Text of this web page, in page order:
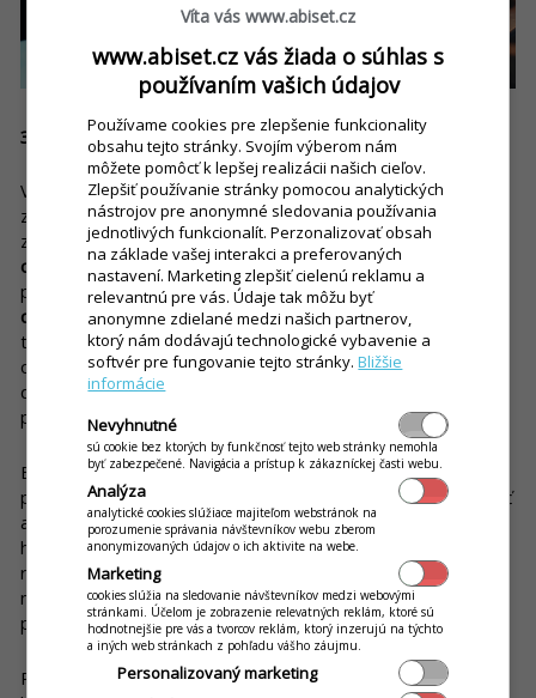
3. funkcia: Barman a príprava nápojov
Vďaka tlači objednávok priamo pri bare alebo pri ich
zobrazovaní na displeji dotykovej pokladne sa organizačná
zložka úloh barmana výrazne zjednodušuje.Prečíta si
objednávku a začne chystať nápoje,ktoré si vyžadujú
prípravu. Po ich dokončení ich podľa objednávky
danému stolu. Samozrejme, svoju efektivitu dokáže zvýšiť
tým, že si dá na tácku viac nápojov a jednou cestou vybaví
objednávky z viacerých stolov. Ak používa zobrazovanie na
displeji, správny reštauračný systém mu umožní označiť
položky, ktoré sú už vybavené. Jednoduché, však?
Barman neplytvá časom ani cestou späť. Môže brať zo stolov
prázdne poháre, a pokiaľ je kuchyňa blízko baru, môže zobrať
aj prázdne taniere a riad a tým pomôcť svojim kolegom. A ak
ho oslovia hostia s inou požiadavkou, bude postupovať
rovnako ako čašník, ktorý vynáša jedlá z kuchyne (ak barman
nepoužíva Mobilného čašníka, môže sa vrátiť k baru a
požiadavku zadať priamo do pokladničného systému).
Pri tejto funkcii treba ešte niečo podotknúť. Najmä vo veľkých
Víta vás www.abiset.cz
www.abiset.cz vás žiada o súhlas s
používaním vašich údajov
Používame cookies pre zlepšenie funkcionality
obsahu tejto stránky. Svojím výberom nám
môžete pomôcť k lepšej realizácii našich cieľov.
Zlepšiť používanie stránky pomocou analytických
nástrojov pre anonymné sledovania používania
jednotlivých funkcionalít. Perzonalizovať obsah
na základe vašej interakci a preferovaných
nastavení. Marketing zlepšiť cielenú reklamu a
relevantnú pre vás. Údaje tak môžu byť
anonymne zdielané medzi našich partnerov,
ktorý nám dodávajú technologické vybavenie a
softvér pre fungovanie tejto stránky.Bližšie
informácie
Nevyhnutné
sú cookie bez ktorých by funkčnosť tejto web stránky nemohla
byť zabezpečené. Navigácia a prístup k zákazníckej časti webu.
Analýza
analytické cookies slúžiace majiteľom webstránok na
porozumenie správania návštevníkov webu zberom
anonymizovaných údajov o ich aktivite na webe.
Marketing
cookies slúžia na sledovanie návštevníkov medzi webovými
stránkami. Účelom je zobrazenie relevatných reklám, ktoré sú
hodnotnejšie pre vás a tvorcov reklám, ktorý inzerujú na týchto
a iných web stránkach z pohľadu vášho záujmu.
Personalizovaný marketing